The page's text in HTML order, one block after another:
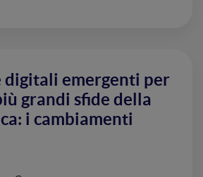
digitali emergenti per
grandi sfide della
i cambiamenti